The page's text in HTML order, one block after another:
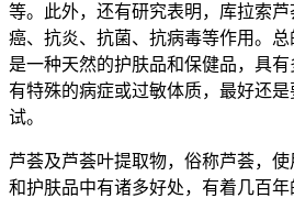
等。此外，还有研究表明，库拉索
癌、抗炎、抗菌、抗病毒等作用。
是一种天然的护肤品和保健品，具
有特殊的病症或过敏体质，最好还
试。
芦荟及芦荟叶提取物，俗称芦荟，使
和护肤品中有诸多好处，有着几百